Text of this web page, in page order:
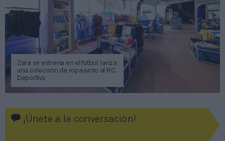
Zara se estrena en el fútbol: lanza
una colección de ropa junto al RC
Deportivo
¡Únete a la conversación!